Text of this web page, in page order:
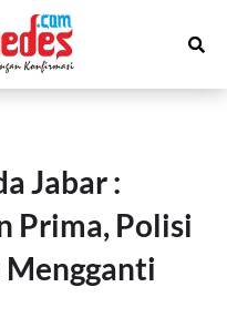
Jabar :
Prima, Polisi